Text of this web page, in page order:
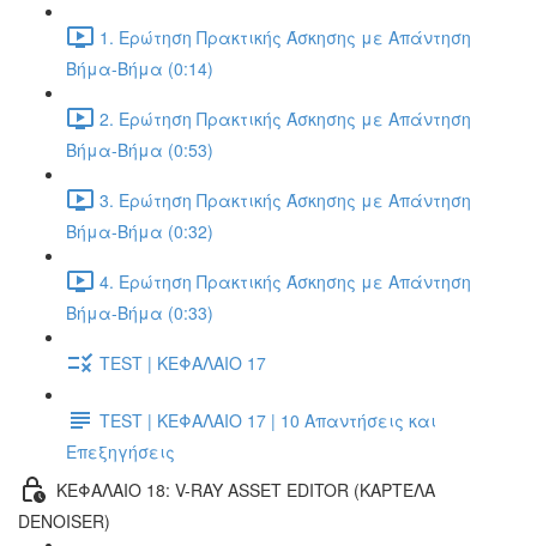
1. Ερώτηση Πρακτικής Άσκησης με Απάντηση
Βήμα-Βήμα (0:14)
2. Ερώτηση Πρακτικής Άσκησης με Απάντηση
Βήμα-Βήμα (0:53)
3. Ερώτηση Πρακτικής Άσκησης με Απάντηση
Βήμα-Βήμα (0:32)
4. Ερώτηση Πρακτικής Άσκησης με Απάντηση
Βήμα-Βήμα (0:33)
TEST | ΚΕΦΑΛΑΙΟ 17
TEST | ΚΕΦΑΛΑΙΟ 17 | 10 Απαντήσεις και
Επεξηγήσεις
ΚΕΦΑΛΑΙΟ 18: V-RAY ASSET EDITOR (ΚΑΡΤΈΛΑ
DENOISER)